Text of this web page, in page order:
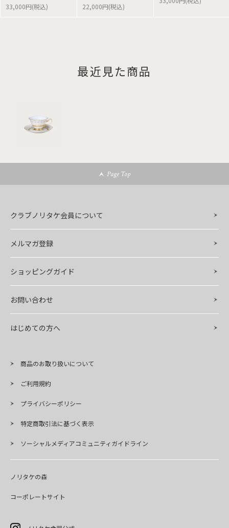
33,000円(税込) 22,000円(税込)
最近見た商品
Page Top
クラブノリタケ会員について
メルマガ登録
ショッピングガイド
お問い合わせ
はじめての方へ
商品のお取り扱いについて
ご利用規約
プライバシーポリシー
特定商取引法に基づく表示
ソーシャルメディアコミュニティガイドライン
ノリタケの森
コーポレートサイト